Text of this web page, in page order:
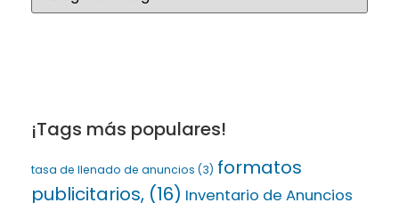
¡Tags más populares!
tasa de llenado de anuncios (3) formatos
publicitarios, (16) Inventario de Anuncios